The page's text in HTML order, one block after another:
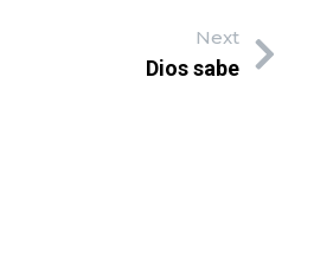
Next
Dios sabe